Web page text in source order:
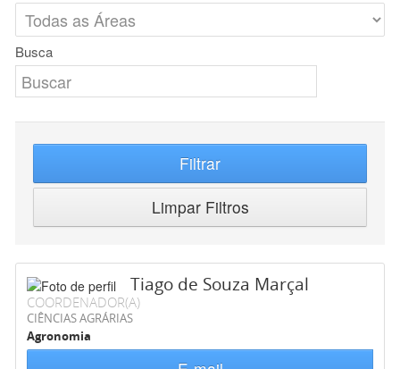
Busca
Filtrar
Limpar Filtros
Tiago de Souza Marçal
COORDENADOR(A)
CIÊNCIAS AGRÁRIAS
Agronomia